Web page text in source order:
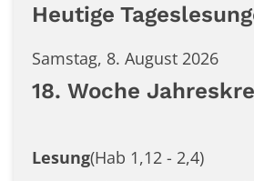
Heutige
Samstag, 8. August 2026
18. Woche
Lesung(Hab 1,12 - 2,4)